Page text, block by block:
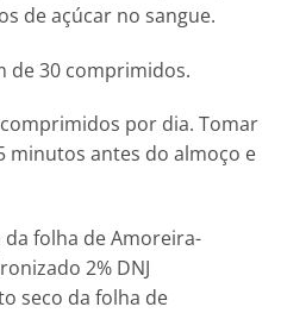
de açúcar no sangue.
de 30 comprimidos.
por dia. Tomar
minutos antes do almoço e
da folha de Amoreira-
2% DNJ
seco da folha de